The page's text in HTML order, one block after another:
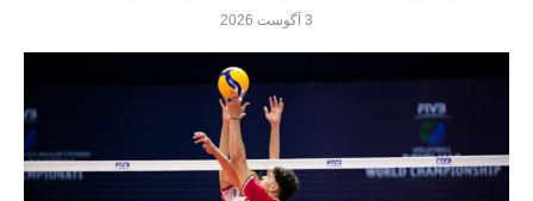
3 آگوست 2026